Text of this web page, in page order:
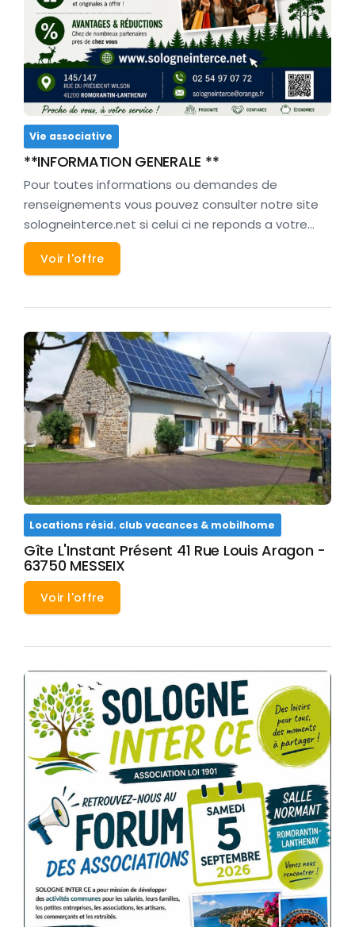
Vie associative
**INFORMATION GENERALE **
Pour toutes informations ou demandes de
renseignements vous pouvez consulter notre site
sologneinterce.net si celui ci ne reponds a votre…
Voir l'offre
Locations résid. club vacances & mobilhome
Gîte L'Instant Présent 41 Rue Louis Aragon -
63750 MESSEIX
Voir l'offre